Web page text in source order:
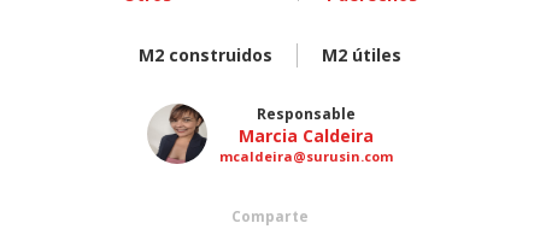
M2 construidos M2 útiles
Responsable
Marcia Caldeira
mcaldeira@surusin.com
Comparte